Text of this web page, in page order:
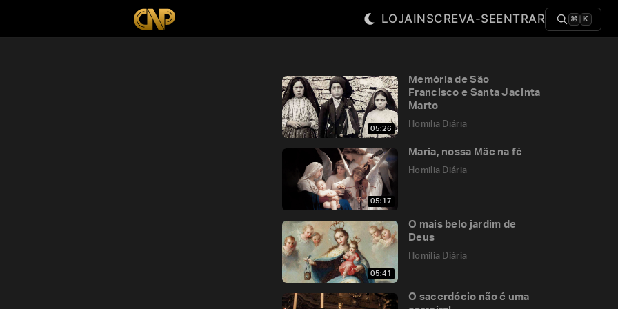
LOJAINSCREVA-SEENTRAR ⌘ K
05:26
Memória de São
Francisco e Santa Jacinta
Marto
Homilia Diária
05:17
Maria, nossa Mãe na fé
Homilia Diária
05:41
O mais belo jardim de
Deus
Homilia Diária
O sacerdócio não é uma